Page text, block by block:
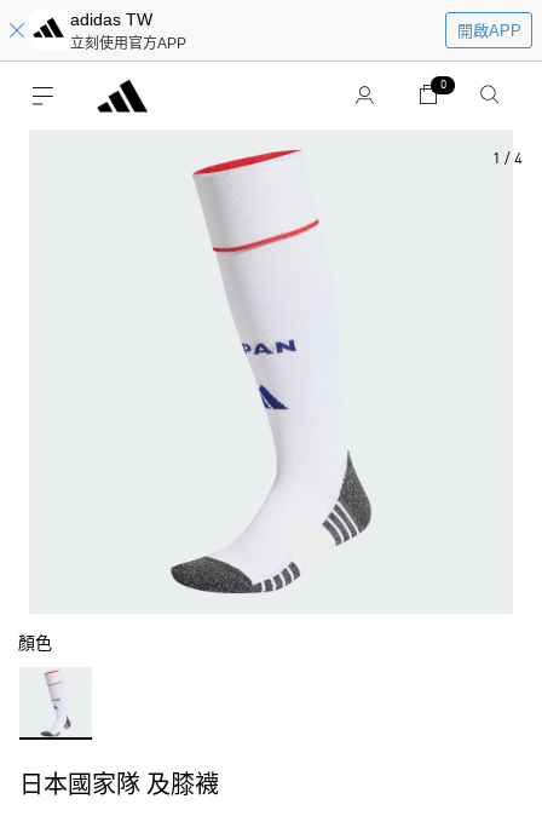
adidas TW
立刻使用官方APP
開啟APP
0
1 / 4
顏色
日本國家隊 及膝襪